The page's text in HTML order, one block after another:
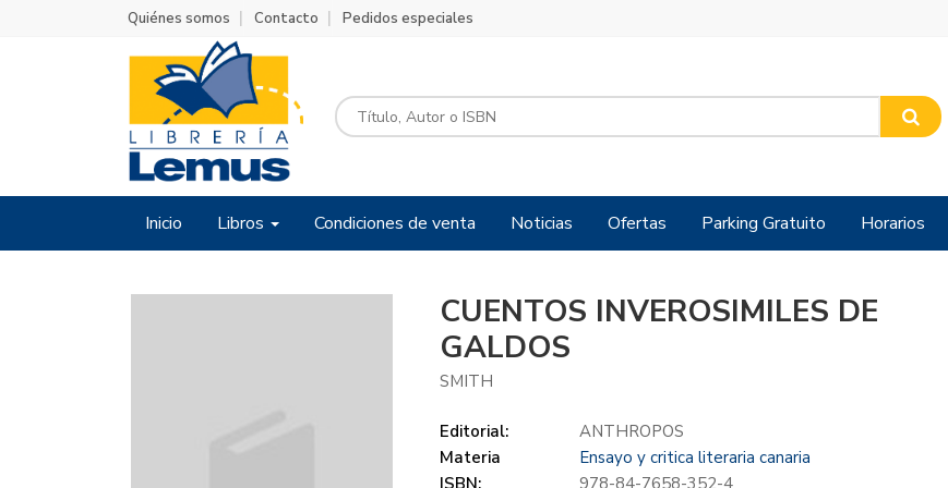
Quiénes somos Contacto Pedidos especiales
Inicio Libros Condiciones de venta Noticias Ofertas Parking Gratuito Horarios
CUENTOS INVEROSIMILES DE
GALDOS
SMITH
Editorial:
ANTHROPOS
Materia
Ensayo y critica literaria canaria
ISBN:
978-84-7658-352-4